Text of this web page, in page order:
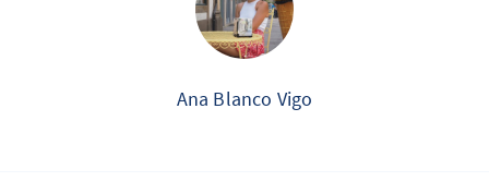
Ana Blanco Vigo